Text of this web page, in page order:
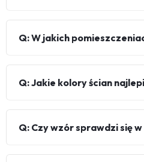
Q: W jakich
Q: Jakie kolory ścian
Q: Czy wzór sprawdzi się